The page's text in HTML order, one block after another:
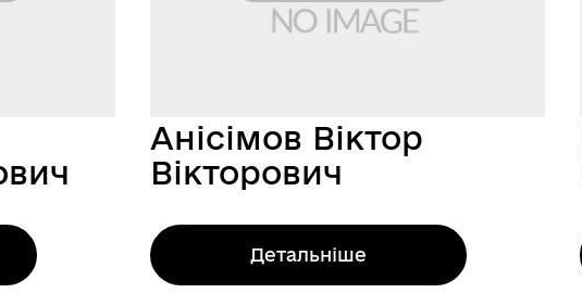
Анісімов Віктор
Вікторович
Детальніше